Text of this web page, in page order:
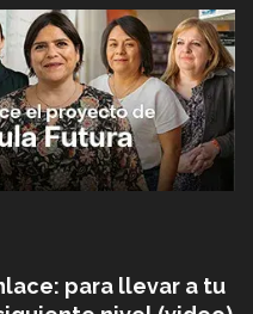
para llevar a tu